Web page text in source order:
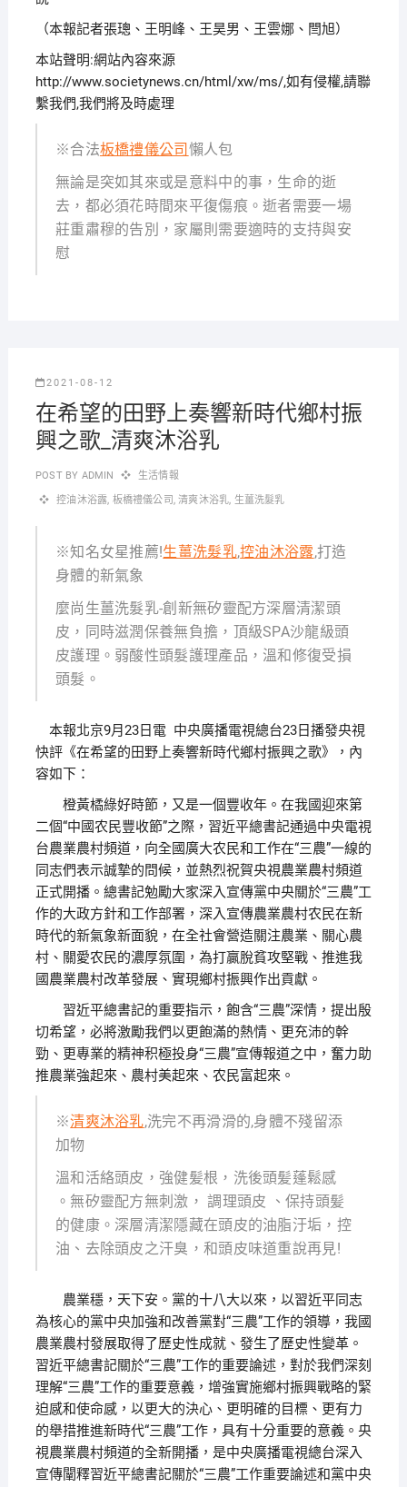
（本報記者張璁、王明峰、王昊男、王雲娜、閆旭）
本站聲明:網站內容來源
http://www.societynews.cn/html/xw/ms/,如有侵權,請聯
繫我們,我們將及時處理
※合法板橋禮儀公司 懶人包
無論是突如其來或是意料中的事，生命的逝
去，都必須花時間來平復傷痕。逝者需要一場
莊重肅穆的告別，家屬則需要適時的支持與安
慰
2021-08-12
在希望的田野上奏響新時代鄉村振
興之歌_清爽沐浴乳
POST BY ADMIN 生活情報
控油沐浴露, 板橋禮儀公司,清爽沐浴乳, 生薑洗髮乳
※知名女星推薦!生薑洗髮乳,控油沐浴露,打造
身體的新氣象
麼尚生薑洗髮乳-創新無矽靈配方深層清潔頭
皮，同時滋潤保養無負擔，頂級SPA沙龍級頭
皮護理。弱酸性頭髮護理產品，溫和修復受損
頭髮。
本報北京9月23日電 中央廣播電視總台23日播發央視
快評《在希望的田野上奏響新時代鄉村振興之歌》，內
容如下：
橙黃橘綠好時節，又是一個豐收年。在我國迎來第
二個“中國农民豐收節”之際，習近平總書記通過中央電視
台農業農村頻道，向全國廣大农民和工作在“三農”一線的
同志們表示誠摯的問候，並熱烈祝賀央視農業農村頻道
正式開播。總書記勉勵大家深入宣傳黨中央關於“三農”工
作的大政方針和工作部署，深入宣傳農業農村农民在新
時代的新氣象新面貌，在全社會營造關注農業、關心農
村、關愛农民的濃厚氛圍，為打贏脫貧攻堅戰、推進我
國農業農村改革發展、實現鄉村振興作出貢獻。
習近平總書記的重要指示，飽含“三農”深情，提出殷
切希望，必將激勵我們以更飽滿的熱情、更充沛的幹
勁、更專業的精神积極投身“三農”宣傳報道之中，奮力助
推農業強起來、農村美起來、农民富起來。
※清爽沐浴乳,洗完不再滑滑的,身體不殘留添
加物
溫和活絡頭皮，強健髪根，洗後頭髪蓬鬆感
。無矽靈配方無刺激， 調理頭皮 、保持頭髪
的健康。深層清潔隱藏在頭皮的油脂汙垢，控
油、去除頭皮之汗臭，和頭皮味道重說再見!
農業穩，天下安。黨的十八大以來，以習近平同志
為核心的黨中央加強和改善黨對“三農”工作的領導，我國
農業農村發展取得了歷史性成就、發生了歷史性變革。
習近平總書記關於“三農”工作的重要論述，對於我們深刻
理解“三農”工作的重要意義，增強實施鄉村振興戰略的緊
迫感和使命感，以更大的決心、更明確的目標、更有力
的舉措推進新時代“三農”工作，具有十分重要的意義。央
視農業農村頻道的全新開播，是中央廣播電視總台深入
宣傳闡釋習近平總書記關於“三農”工作重要論述和黨中央